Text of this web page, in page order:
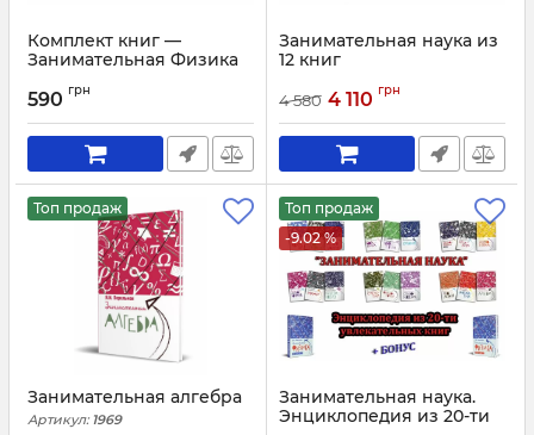
Комплект книг —
Занимательная Физика
590 грн
Занимательная наука из
12 книг
4 580 4 110 грн
Топ продаж
Занимательная алгебра
Артикул: 1969
Топ продаж
-9.02 %
Занимательная наука.
Энциклопедия из 20-ти